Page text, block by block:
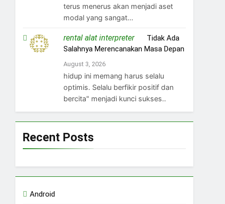
terus menerus akan menjadi aset
modal yang sangat…
rental alat interpreteron Tidak Ada
Salahnya Merencanakan Masa Depan
August 3, 2026
hidup ini memang harus selalu
optimis. Selalu berfikir positif dan
bercita" menjadi kunci sukses..
Recent Posts
Android